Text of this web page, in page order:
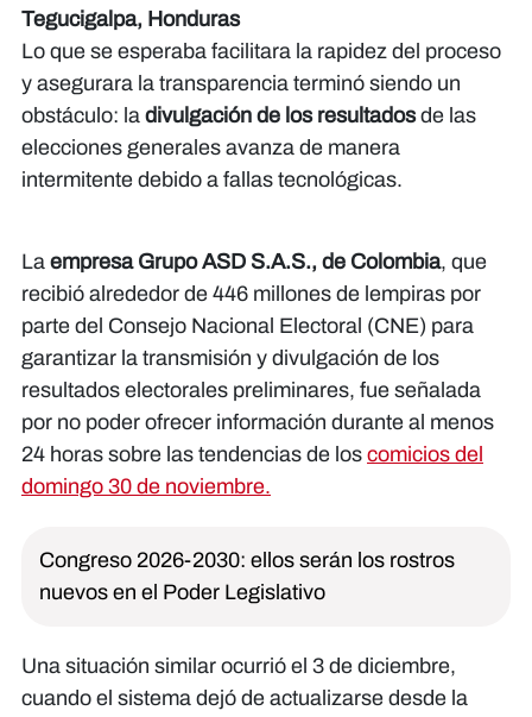
Tegucigalpa, Honduras
Lo que se esperaba facilitara la rapidez del proceso
y asegurara la transparencia terminó siendo un
obstáculo: la divulgación de los resultadosde las
elecciones generales avanza de manera
intermitente debido a fallas tecnológicas.
La empresa Grupo ASD S.A.S., de Colombia, que
recibió alrededor de 446 millones de lempiras por
parte del Consejo Nacional Electoral (CNE) para
garantizar la transmisión y divulgación de los
resultados electorales preliminares, fue señalada
por no poder ofrecer información durante al menos
24 horas sobre las tendencias de los comicios del
domingo 30 de noviembre.
Congreso 2026-2030: ellos serán los rostros
nuevos en el Poder Legislativo
Una situación similar ocurrió el 3 de diciembre,
cuando el sistema dejó de actualizarse desde la